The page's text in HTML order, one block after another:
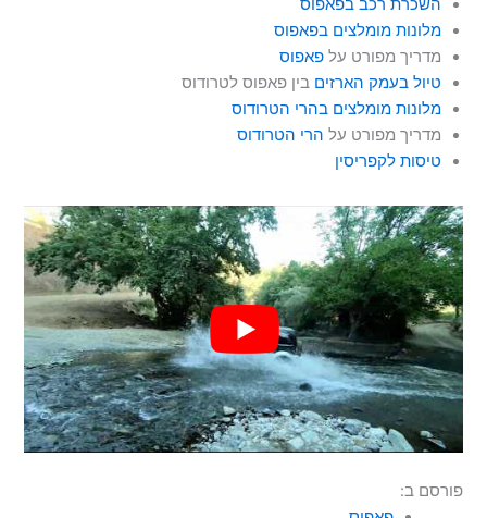
השכרת רכב בפאפוס
מלונות מומלצים בפאפוס
מדריך מפורט עלפאפוס
טיול בעמק הארזים בין פאפוס לטרודוס
מלונות מומלצים בהרי הטרודוס
מדריך מפורט על הרי הטרודוס
טיסות לקפריסין
פורסם ב: